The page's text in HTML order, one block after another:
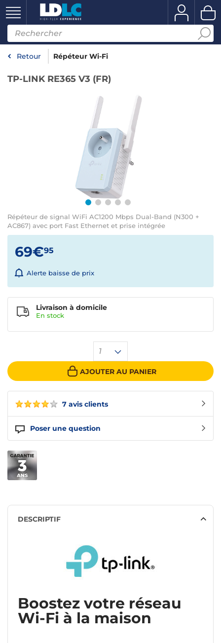
Retour Répéteur Wi-Fi
TP-LINK RE365 V3 (FR)
Répéteur de signal WiFi AC1200 Mbps Dual-Band (N300 +
AC867) avec port Fast Ethernet et prise intégrée
7 avis clients
Poser une question
69€95
Alerte baisse de prix
1
AJOUTER AU PANIER
Livraison à domicile
En stock
DESCRIPTIF
Boostez votre réseau
Wi-Fi à la maison